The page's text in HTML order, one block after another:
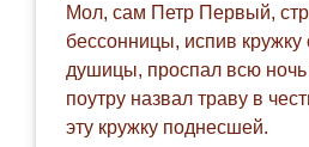
Мол, сам Петр Первый,
бессонницы, испив кружку
душицы, проспал всю ночь
поутру назвал траву в
эту кружку поднесшей.